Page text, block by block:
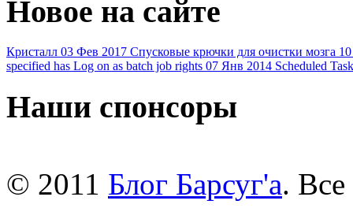
Новое на сайте
Кристалл 03 Фев 2017 Спусковые крючки для очистки мозга
specified has Log on as batch job rights 07 Янв 2014 Scheduled
Наши спонсоры
© 2011 Блог Барсуг'a.